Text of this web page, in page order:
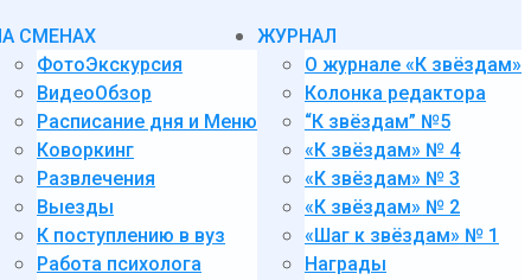
СМЕНАХ
ФотоЭкскурсия
ВидеоОбзор
Расписание дня и Меню
Коворкинг
Развлечения
Выезды
К поступлению в вуз
Работа психолога
ЖУРНАЛ
О журнале «К звёздам»
Колонка редактора
“К звёздам” №5
«К звёздам» № 4
«К звёздам» № 3
«К звёздам» № 2
«Шаг к звёздам» № 1
Награды